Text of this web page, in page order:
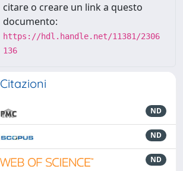
citare o creare un link a questo
documento:
https://hdl.handle.net/11381/2306
136
Citazioni
ND
ND
ND